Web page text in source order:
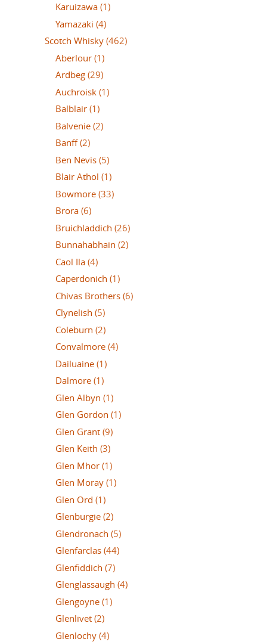
Karuizawa (1)
Yamazaki (4)
Scotch Whisky (462)
Aberlour (1)
Ardbeg (29)
Auchroisk (1)
Balblair (1)
Balvenie (2)
Banff (2)
Ben Nevis (5)
Blair Athol (1)
Bowmore (33)
Brora (6)
Bruichladdich (26)
Bunnahabhain (2)
Caol Ila (4)
Caperdonich (1)
Chivas Brothers (6)
Clynelish (5)
Coleburn (2)
Convalmore (4)
Dailuaine (1)
Dalmore (1)
Glen Albyn (1)
Glen Gordon (1)
Glen Grant (9)
Glen Keith (3)
Glen Mhor (1)
Glen Moray (1)
Glen Ord (1)
Glenburgie (2)
Glendronach (5)
Glenfarclas (44)
Glenfiddich (7)
Glenglassaugh (4)
Glengoyne (1)
Glenlivet (2)
Glenlochy (4)